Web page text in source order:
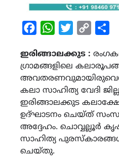
FacebookWhatsAppTwitterCopy
ഇരിങ്ങാലക്കുട :
ഗ്രാമങ്ങളിലെ
കലാ സാഹിത്യ വേദി
ഇരിങ്ങാലക്കുട
ഉദ്ഘാടനം ചെയ്ത്
അദ്ദേഹം. ചൊവ്വല്ലൂർ
സാഹിത്യ
ചെയ്തു.